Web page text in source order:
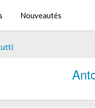
Nouveautés